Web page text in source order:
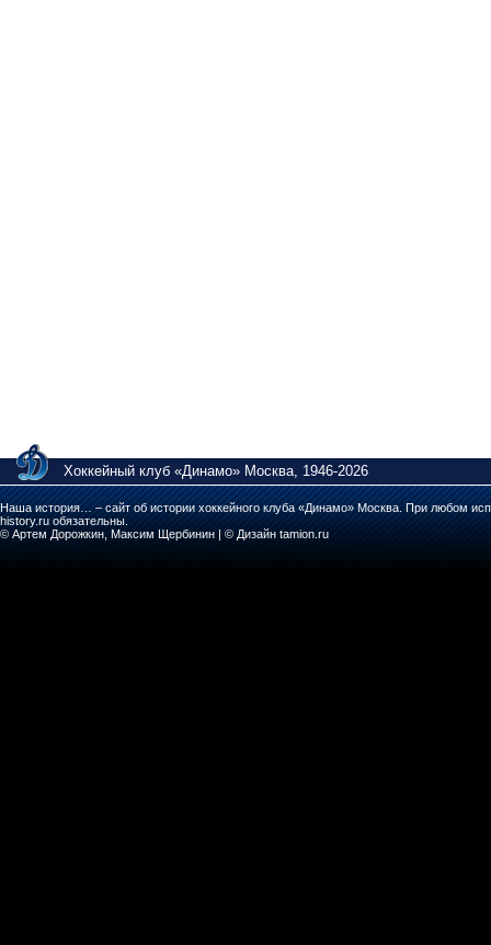
Хоккейный клуб «Динамо» Москва, 1946-2026
Наша история… – сайт об истории хоккейного клуба «Динамо» Москва. При любом
history.ru обязательны.
© Артем Дорожкин, Максим Щербинин | © Дизайн tamion.ru